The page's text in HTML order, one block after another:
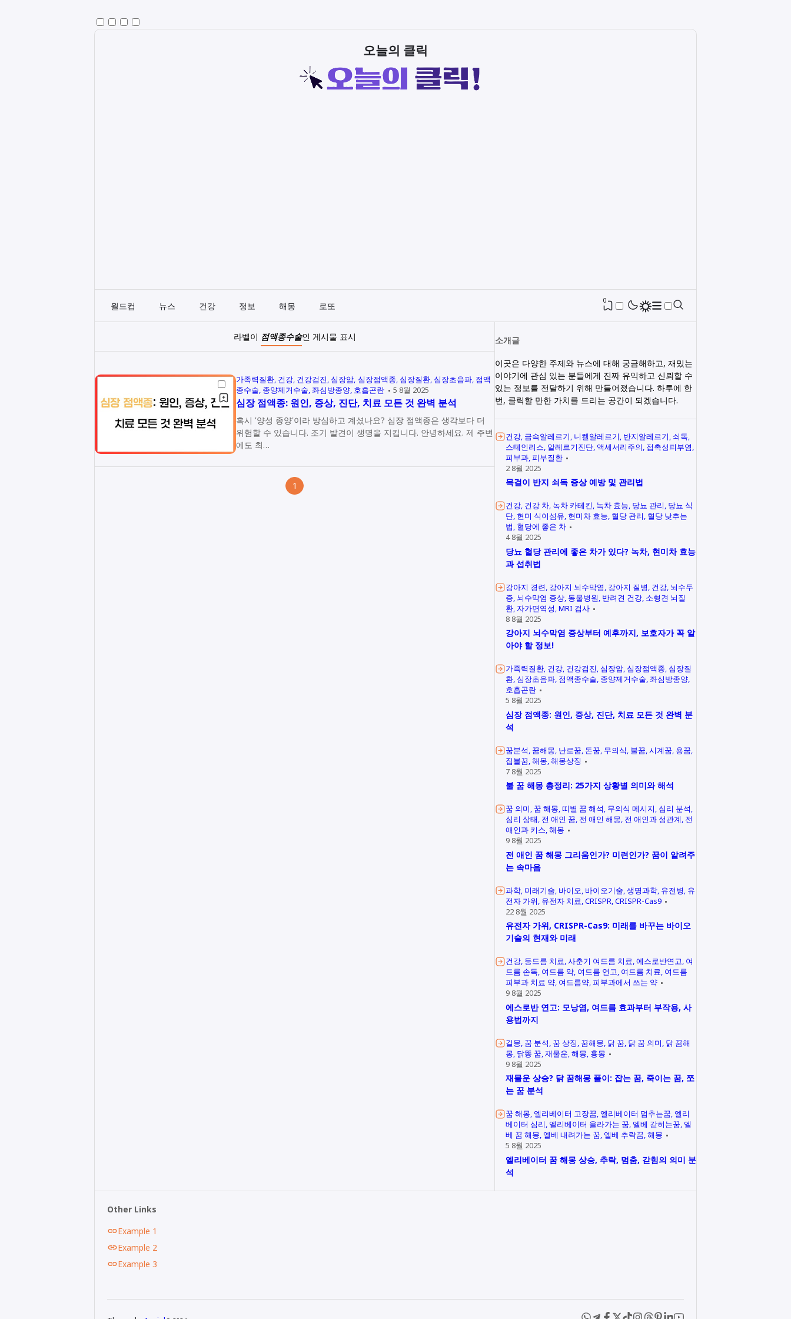
오늘의 클릭
월드컵 뉴스 건강 정보 해몽 로또
0
라벨이 점액종수술인 게시물 표시
가족력질환 건강 건강검진 심장암 심장점액종 심장질환 심장초음파 점액
종수술 종양제거수술 좌심방종양 호흡곤란 5 8월 2025
심장 점액종: 원인, 증상, 진단, 치료 모든 것 완벽 분석
혹시 '양성 종양'이라 방심하고 계셨나요? 심장 점액종은 생각보다 더
위험할 수 있습니다. 조기 발견이 생명을 지킵니다. 안녕하세요. 제 주변
에도 최…
1
소개글
이곳은 다양한 주제와 뉴스에 대해 궁금해하고, 재밌는
이야기에 관심 있는 분들에게 진짜 유익하고 신뢰할 수
있는 정보를 전달하기 위해 만들어졌습니다. 하루에 한
번, 클릭할 만한 가치를 드리는 공간이 되겠습니다.
건강 금속알레르기 니켈알레르기 반지알레르기 쇠독
스테인리스 알레르기진단 액세서리주의 접촉성피부염
피부과 피부질환
2 8월 2025
목걸이 반지 쇠독 증상 예방 및 관리법
건강 건강 차 녹차 카테킨 녹차 효능 당뇨 관리 당뇨 식
단 현미 식이섬유 현미차 효능 혈당 관리 혈당 낮추는
법 혈당에 좋은 차
4 8월 2025
당뇨 혈당 관리에 좋은 차가 있다? 녹차, 현미차 효능
과 섭취법
강아지 경련 강아지 뇌수막염 강아지 질병 건강 뇌수두
증 뇌수막염 증상 동물병원 반려견 건강 소형견 뇌질
환 자가면역성 MRI 검사
8 8월 2025
강아지 뇌수막염 증상부터 예후까지, 보호자가 꼭 알
아야 할 정보!
가족력질환 건강 건강검진 심장암 심장점액종 심장질
환 심장초음파 점액종수술 종양제거수술 좌심방종양
호흡곤란
5 8월 2025
심장 점액종: 원인, 증상, 진단, 치료 모든 것 완벽 분
석
꿈분석 꿈해몽 난로꿈 돈꿈 무의식 불꿈 시계꿈 용꿈
집불꿈 해몽 해몽상징
7 8월 2025
불 꿈 해몽 총정리: 25가지 상황별 의미와 해석
꿈 의미 꿈 해몽 띠별 꿈 해석 무의식 메시지 심리 분석
심리 상태 전 애인 꿈 전 애인 해몽 전 애인과 성관계 전
애인과 키스 해몽
9 8월 2025
전 애인 꿈 해몽 그리움인가? 미련인가? 꿈이 알려주
는 속마음
과학 미래기술 바이오 바이오기술 생명과학 유전병 유
전자 가위 유전자 치료 CRISPR CRISPR-Cas9
22 8월 2025
유전자 가위, CRISPR-Cas9: 미래를 바꾸는 바이오
기술의 현재와 미래
건강 등드름 치료 사춘기 여드름 치료 에스로반연고 여
드름 손독 여드름 약 여드름 연고 여드름 치료 여드름
피부과 치료 약 여드름약 피부과에서 쓰는 약
9 8월 2025
에스로반 연고: 모낭염, 여드름 효과부터 부작용, 사
용법까지
길몽 꿈 분석 꿈 상징 꿈해몽 닭 꿈 닭 꿈 의미 닭 꿈해
몽 닭똥 꿈 재물운 해몽 흉몽
9 8월 2025
재물운 상승? 닭 꿈해몽 풀이: 잡는 꿈, 죽이는 꿈, 쪼
는 꿈 분석
꿈 해몽 엘리베이터 고장꿈 엘리베이터 멈추는꿈 엘리
베이터 심리 엘리베이터 올라가는 꿈 엘베 갇히는꿈 엘
베 꿈 해몽 엘베 내려가는 꿈 엘베 추락꿈 해몽
5 8월 2025
엘리베이터 꿈 해몽 상승, 추락, 멈춤, 갇힘의 의미 분
석
Other Links
Example 1
Example 2
Example 3